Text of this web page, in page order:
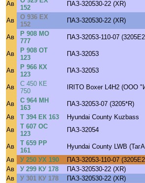
Ав
152
ПАЗ-320530-22 (XR)
Ав
О 936 ЕХ
152
ПАЗ-320530-22 (XR)
Ав
Р 908 МО
777
ПАЗ-32053-110-07
Ав
Р 908 ОТ
123
ПАЗ-32053
Ав
Р 966 КХ
123
ПАЗ-32053
Ав
С 450 КЕ
750
IRITO Boxer L4H2 (ООО
Ав
С 964 МН
163
ПАЗ-32053-07 (3205*R)
Ав
Т 394 ЕК 163 Hyundai County Kuzbass
Ав
Т 607 ОС
123
ПАЗ-32054
Ав
Т 659 РР
161
Hyundai County LWB
Ав
У 250 УХ 190 ПАЗ-32053-110-07
Ав
У 299 КУ 178 ПАЗ-320530-22 (XR)
Ав
У 301 КУ 178 ПАЗ-320530-22 (XR)